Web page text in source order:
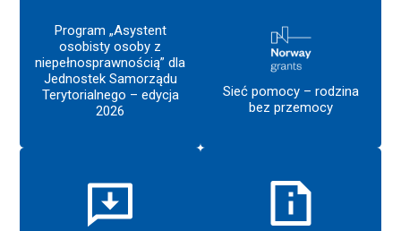
Program „Asystent
osobisty osoby z
niepełnosprawnością” dla
Jednostek Samorządu
Terytorialnego – edycja
2026
Sieć pomocy – rodzina
bez przemocy